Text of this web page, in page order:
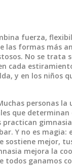
fuerza,
las formas más
. No se trata
cada
y en los niños
personas la
que determinan
Y no es
mejor,
mejora la
todos ganamos